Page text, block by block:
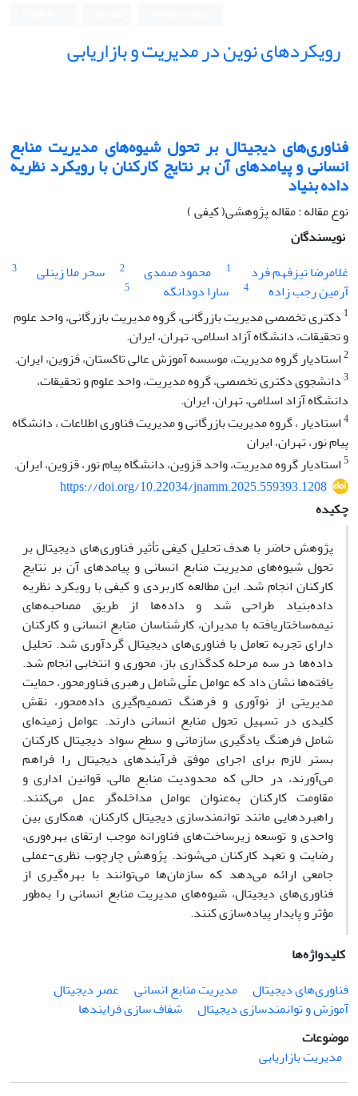
رویکردهای نوین در مدیریت و بازاریابی
فناوری‌های دیجیتال بر تحول شیوه‌های مدیریت منابع
انسانی و پیامدهای آن بر نتایج کارکنان با رویکرد نظریه
داده ‌بنیاد
نوع مقاله : مقاله پژوهشی( کیفی )
نویسندگان
غلامرضا تیزفهم فرد
1 محمود صمدی 2 سحر ملا زینلی 3
آرمین رجب زاده 4 سارا دودانگه
5
1 دکتری تخصصی مدیریت بازرگانی، گروه مدیریت بازرگانی، واحد علوم
و تحقیقات، دانشگاه آزاد اسلامی، تهران، ایران.
2استادیار گروه مدیریت، موسسه آموزش عالی تاکستان، قزوین، ایران.
3دانشجوی دکتری تخصصی، گروه مدیریت، واحد علوم و تحقیقات،
دانشگاه آزاد اسلامی، تهران، ایران.
4استادیار ، گروه مدیریت بازرگانی و مدیریت فناوری اطلاعات ، دانشگاه
پیام نور، تهران، ایران
5استادیار گروه مدیریت، واحد قزوین، دانشگاه پیام نور، قزوین، ایران.
https://doi.org/10.22034/jnamm.2025.559393.1208
چکیده
پژوهش حاضر با هدف تحلیل کیفی تأثیر فناوری‌های دیجیتال بر
تحول شیوه‌های مدیریت منابع انسانی و پیامدهای آن بر نتایج
کارکنان انجام شد. این مطالعه کاربردی و کیفی با رویکرد نظریه
داده‌بنیاد طراحی شد و داده‌ها از طریق مصاحبه‌های
نیمه‌ساختاریافته با مدیران، کارشناسان منابع انسانی و کارکنان
دارای تجربه تعامل با فناوری‌های دیجیتال گردآوری شد. تحلیل
داده‌ها در سه مرحله کدگذاری باز، محوری و انتخابی انجام شد.
یافته‌ها نشان داد که عوامل علّی شامل رهبری فناورمحور، حمایت
مدیریتی از نوآوری و فرهنگ تصمیم‌گیری داده‌محور، نقش
کلیدی در تسهیل تحول منابع انسانی دارند. عوامل زمینه‌ای
شامل فرهنگ یادگیری سازمانی و سطح سواد دیجیتال کارکنان
بستر لازم برای اجرای موفق فرآیندهای دیجیتال را فراهم
می‌آورند، در حالی که محدودیت منابع مالی، قوانین اداری و
مقاومت کارکنان به‌عنوان عوامل مداخله‌گر عمل می‌کنند.
راهبردهایی مانند توانمندسازی دیجیتال کارکنان، همکاری بین
واحدی و توسعه زیرساخت‌های فناورانه موجب ارتقای بهره‌وری،
رضایت و تعهد کارکنان می‌شوند. پژوهش چارچوب نظری-عملی
جامعی ارائه می‌دهد که سازمان‌ها می‌توانند با بهره‌گیری از
فناوری‌های دیجیتال، شیوه‌های مدیریت منابع انسانی را به‌طور
مؤثر و پایدار پیاده‌سازی کنند.
کلیدواژه‌ها
فناوری‌های دیجیتال
مدیریت منابع انسانی
عصر دیجیتال
آموزش و توانمندسازی دیجیتال
شفاف سازی فرایندها
موضوعات
مدیریت بازاریابی